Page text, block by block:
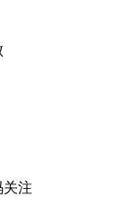
关注